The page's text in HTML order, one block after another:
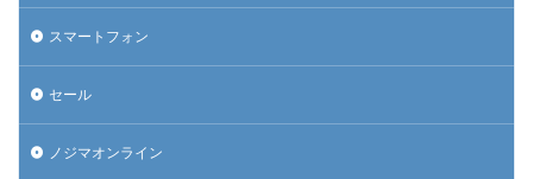
スマートフォン
セール
ノジマオンライン